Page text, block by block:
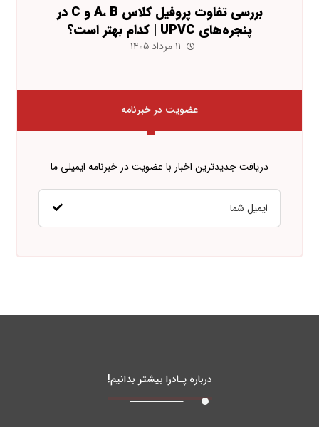
بررسی تفاوت پروفیل کلاس A، B و C در
پنجره‌های UPVC | کدام بهتر است؟
۱۱ مرداد ۱۴۰۵
عضویت در خبرنامه
دریافت جدیدترین اخبار با عضویت در خبرنامه ایمیلی ما
درباره پـادرا بیشتر بدانیم!